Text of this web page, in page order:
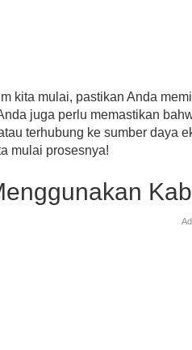
kita mulai, pastikan Anda
juga perlu memastikan
terhubung ke sumber daya
mulai prosesnya!